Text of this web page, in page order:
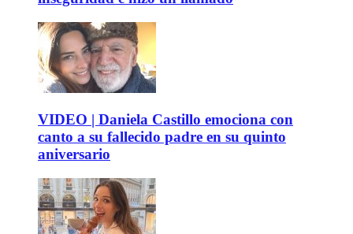
VIDEO | Daniela Castillo emociona con
canto a su fallecido padre en su quinto
aniversario